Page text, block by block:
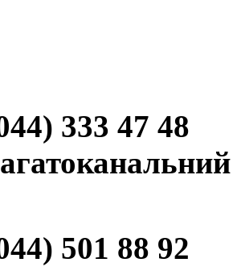
333 47 48
501 88 92